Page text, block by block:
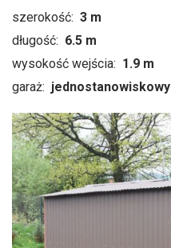
szerokość: 3 m
długość: 6.5 m
wysokość wejścia: 1.9 m
garaż: jednostanowiskowy